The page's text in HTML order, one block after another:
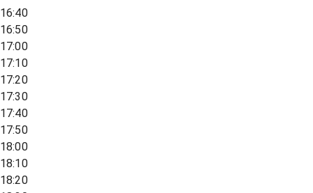
16:40
16:50
17:00
17:10
17:20
17:30
17:40
17:50
18:00
18:10
18:20